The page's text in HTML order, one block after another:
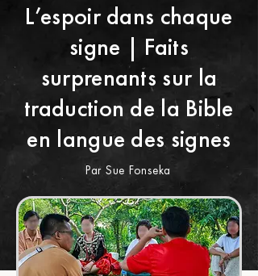
L’espoir dans chaque
signe | Faits
surprenants sur la
traduction de la Bible
en langue des signes
Par Sue Fonseka